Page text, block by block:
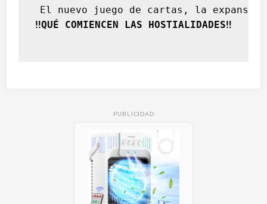
El nuevo juego de cartas, la
‼️QUÉ COMIENCEN LAS HOSTIALIDADES‼️
PUBLICIDAD